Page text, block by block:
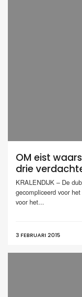
OM eist
drie
KRALENDIJK – De
gecompliceerd voor
voor het...
3 FEBRUARI 2015